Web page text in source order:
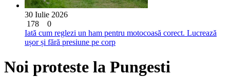
30 Iulie 2026
178
0
Iată cum reglezi un ham pentru motocoasă corect. Lucrează
ușor și fără presiune pe corp
Noi proteste la Pungesti